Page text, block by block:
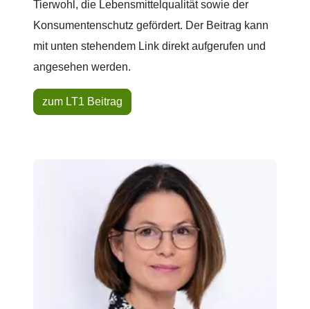
Tierwohl, die Lebensmittelqualität sowie der
Konsumentenschutz gefördert. Der Beitrag kann
mit unten stehendem Link direkt aufgerufen und
angesehen werden.
zum LT1 Beitrag